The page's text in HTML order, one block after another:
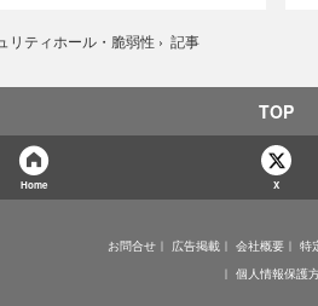
リティホール・脆弱性 › 記事
TOP
Home X
お問合せ 広告掲載 会社概要
特
個人情報保護